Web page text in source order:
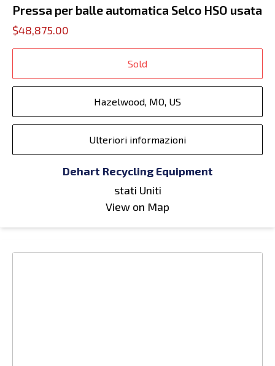
Pressa per balle automatica Selco HSO usata
$48,875.00
Sold
Hazelwood, MO, US
Ulteriori informazioni
Dehart Recycling Equipment
stati Uniti
View on Map